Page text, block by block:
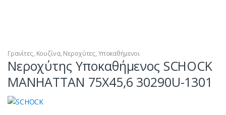
Γρανίτες, Κουζίνα, Νεροχύτες, Υποκαθήμενοι
Νεροχύτης Υποκαθήμενος SCHOCK
MANHATTAN 75X45,6 30290U-1301